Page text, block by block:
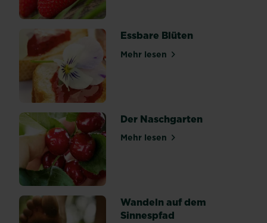
sich
der
Wunsch
nach
selbst
angebautem
Gemüse
ganz
einfach
verwirklichen.
Das
Frühjahr
ist
ein
idealer
Zeitpunkt,
Essbare Blüten
Mehr lesenüber Essbare Blüten
Der Naschgarten
Mehr lesenüber Der Naschgarten
Wandeln auf dem
Sinnespfad